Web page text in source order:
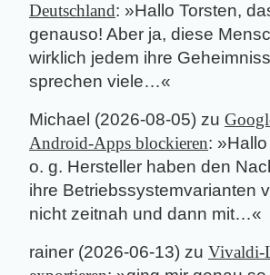
Deutschland: »Hallo Torsten,
genauso! Aber ja, diese
wirklich jedem ihre
sprechen viele…«
Michael (2026-08-05) zu
Android-Apps blockieren: »
o. g. Hersteller haben den
ihre Betriebssystemvarianten
nicht zeitnah und dann mit…«
rainer (2026-06-13) zu Vivaldi-